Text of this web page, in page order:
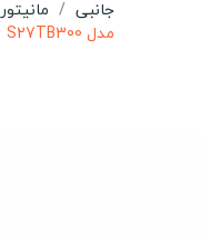
جانبی
مانیتور
مدل S27TB300